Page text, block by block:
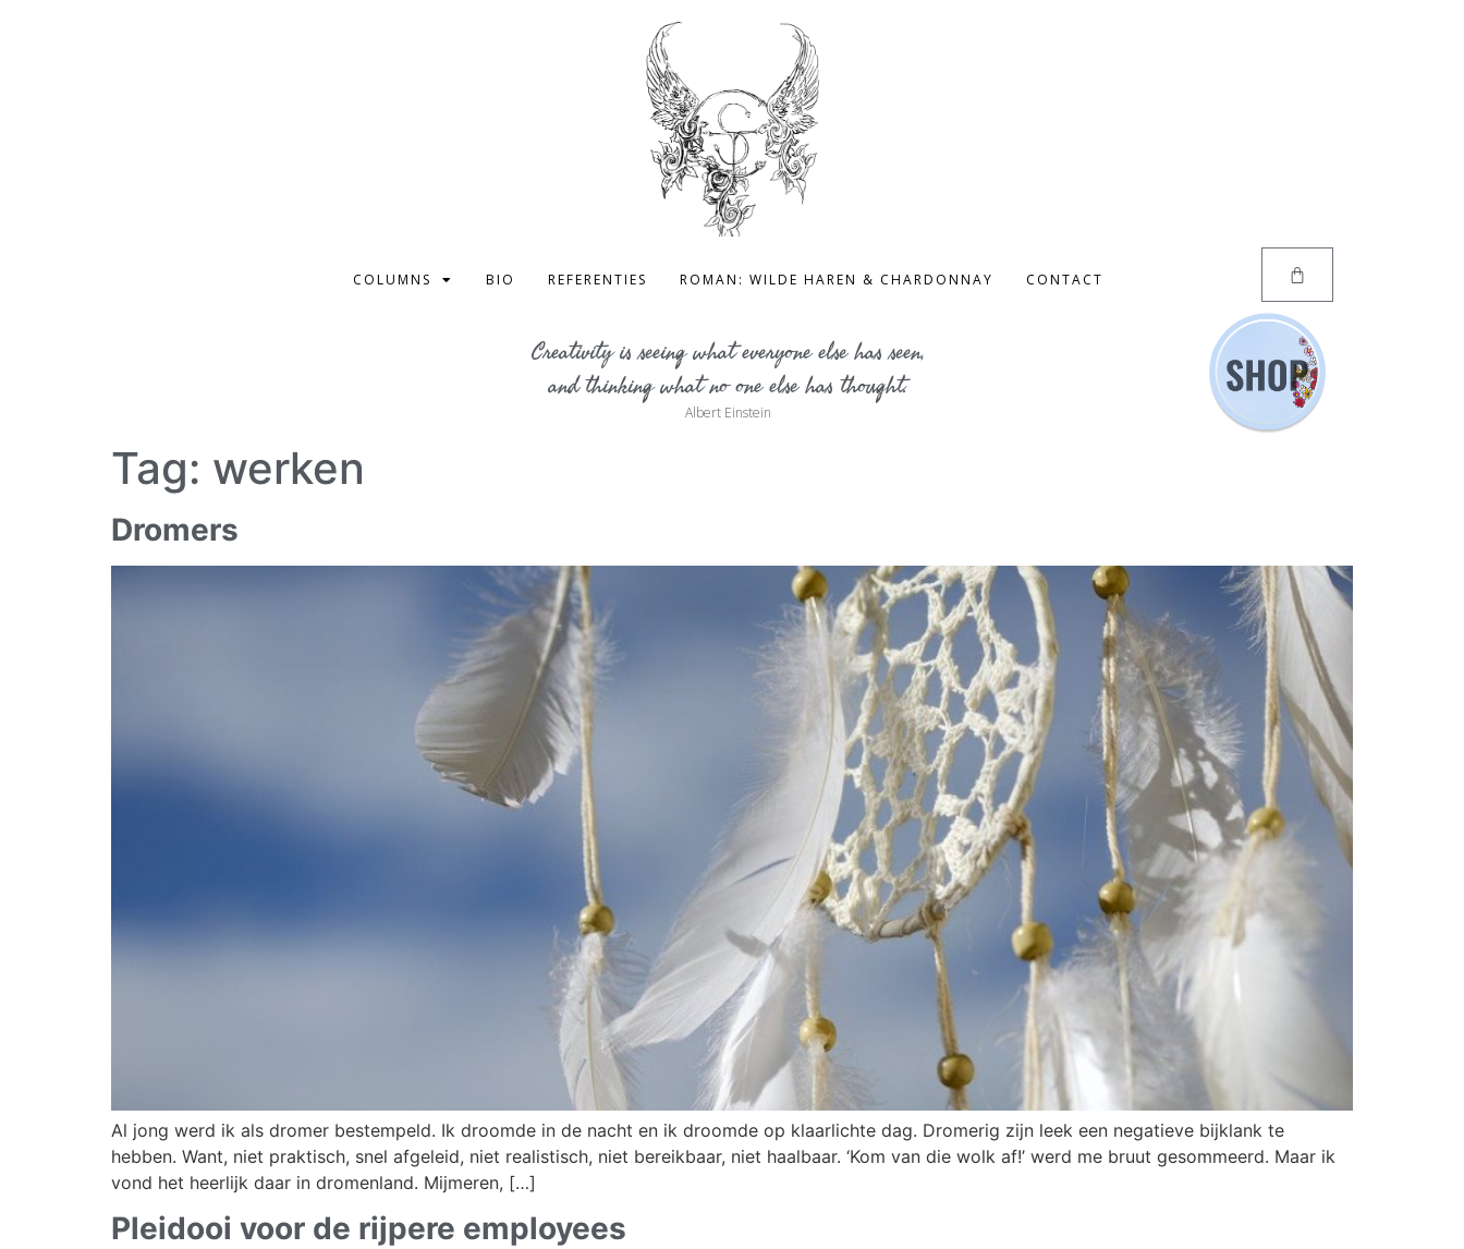
COLUMNS BIO REFERENTIES ROMAN: WILDE HAREN & CHARDONNAY CONTACT
Creativity is seeing what everyone else has seen,
and thinking what no one else has thought.
Albert Einstein
Tag: werken
Dromers
Al jong werd ik als dromer bestempeld. Ik droomde in de nacht en ik droomde op klaarlichte dag. Dromerig zijn leek een negatieve bijklank te
hebben. Want, niet praktisch, snel afgeleid, niet realistisch, niet bereikbaar, niet haalbaar. ‘Kom van die wolk af!’ werd me bruut gesommeerd. Maar ik
vond het heerlijk daar in dromenland. Mijmeren, […]
Pleidooi voor de rijpere employees